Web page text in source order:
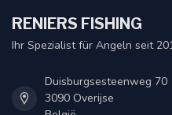
RENIERS FISHING
Ihr Spezialist für Angeln seit
Duisburgsesteenweg 70
3090 Overijse